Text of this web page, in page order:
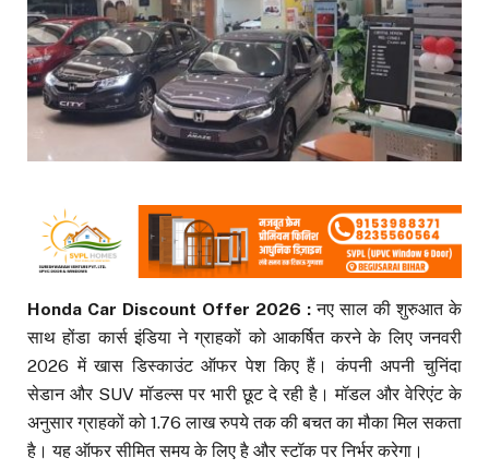
Honda Car Discount Offer 2026 :नए साल की शुरुआत के
साथ होंडा कार्स इंडिया ने ग्राहकों को आकर्षित करने के लिए जनवरी
2026 में खास डिस्काउंट ऑफर पेश किए हैं। कंपनी अपनी चुनिंदा
सेडान और SUV मॉडल्स पर भारी छूट दे रही है। मॉडल और वेरिएंट के
अनुसार ग्राहकों को 1.76 लाख रुपये तक की बचत का मौका मिल सकता
है। यह ऑफर सीमित समय के लिए है और स्टॉक पर निर्भर करेगा।